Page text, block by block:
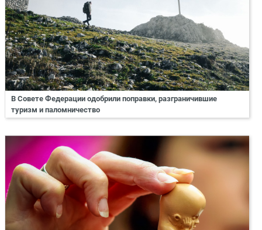
В Совете Федерации одобрили поправки, разграничившие
туризм и паломничество